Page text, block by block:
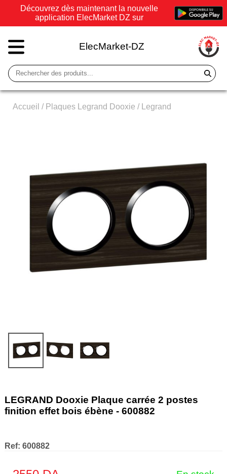
Découvrez dès maintenant la nouvelle
application ElecMarket DZ sur
ElecMarket-DZ
Accueil / Plaques Legrand Dooxie / Legrand
LEGRAND Dooxie Plaque carrée 2 postes
finition effet bois ébène - 600882
Ref: 600882